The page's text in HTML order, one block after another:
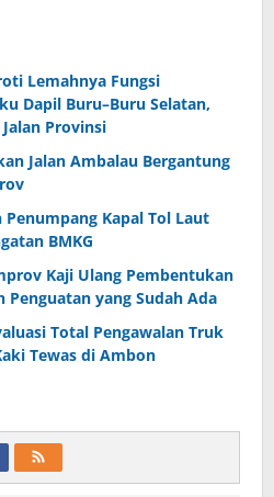
Lemahnya Fungsi
Dapil Buru–Buru Selatan,
Provinsi
Jalan Ambalau Bergantung
Kapal Tol Laut
BMKG
Kaji Ulang Pembentukan
Penguatan yang Sudah Ada
Total Pengawalan Truk
Tewas di Ambon